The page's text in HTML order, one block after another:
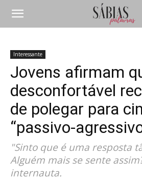
Interessante
Jovens afirmam
desconfortável
de polegar para
“passivo-
"Sinto que é uma resposta
Alguém mais se sente
internauta.